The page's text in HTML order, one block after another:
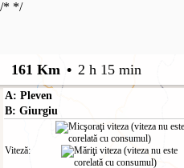
/* */
161 Km • 2 h 15 min
A: Pleven
B: Giurgiu
Viteză: